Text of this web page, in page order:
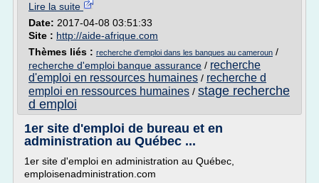
Lire la suite
Date: 2017-04-08 03:51:33
Site : http://aide-afrique.com
Thèmes liés : recherche d'emploi dans les banques au cameroun /
recherche d'emploi banque assurance / recherche
d'emploi en ressources humaines / recherche d
emploi en ressources humaines / stage recherche
d emploi
1er site d'emploi de bureau et en
administration au Québec ...
1er site d'emploi en administration au Québec,
emploisenadministration.com